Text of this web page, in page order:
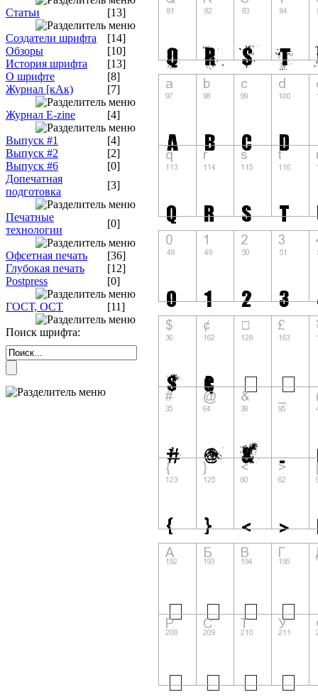
Статьи [13]
Создатели шрифта
[14]
Обзоры
[10]
История шрифта
[13]
О шрифте
[8]
Журнал [кАк)
[7]
Журнал E-zine [4]
Выпуск #1
[4]
Выпуск #2
[2]
Выпуск #6
[0]
Допечатная
подготовка
[3]
Печатные
технологии
[0]
Офсетная печать
[36]
Глубокая печать
[12]
Postpress
[0]
ГОСТ, ОСТ [11]
Поиск шрифта: